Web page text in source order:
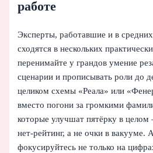
работе
Эксперты, работавшие и в
сходятся в нескольких
перенимайте у грандов умение
сценарии и прописывать роли до
целиком схемы «Реала» или
вместо погони за громкими
которые улучшат пятёрку в
нет-рейтинг, а не очки в вакууме.
фокусируйтесь не только на